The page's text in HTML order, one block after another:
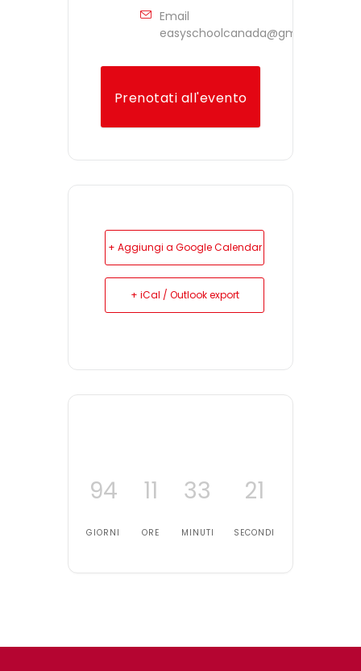
Email
easyschoolcanada@gmail.com
Prenotati all'evento
+ Aggiungi a Google Calendar
+ iCal / Outlook export
94
GIORNI
11
ORE
33
MINUTI
21
SECONDI